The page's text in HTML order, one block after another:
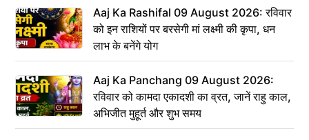
Aaj Ka Rashifal 09 August 2026: रविवार
को इन राशियों पर बरसेगी मां लक्ष्मी की कृपा, धन
लाभ के बनेंगे योग
Aaj Ka Panchang 09 August 2026:
रविवार को कामदा एकादशी का व्रत, जानें राहु काल,
अभिजीत मुहूर्त और शुभ समय